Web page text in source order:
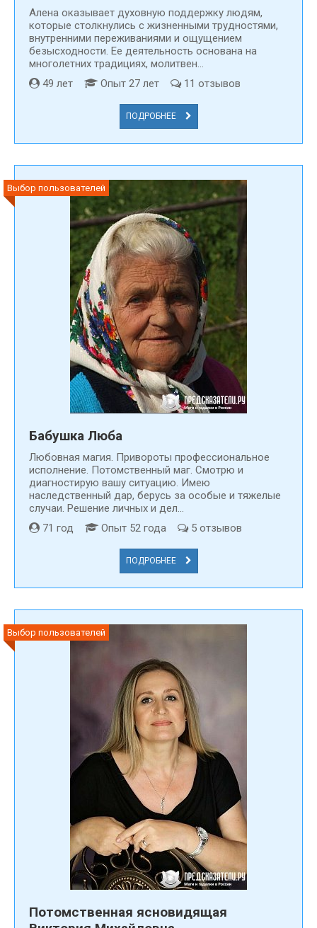
Алена оказывает духовную поддержку людям,
которые столкнулись с жизненными трудностями,
внутренними переживаниями и ощущением
безысходности. Ее деятельность основана на
многолетних традициях, молитвен...
49 лет
Опыт 27 лет 11 отзывов
ПОДРОБНЕЕ
Выбор пользователей
Бабушка Люба
Любовная магия. Привороты профессиональное
исполнение. Потомственный маг. Смотрю и
диагностирую вашу ситуацию. Имею
наследственный дар, берусь за особые и тяжелые
случаи. Решение личных и дел...
71 год
Опыт 52 года 5 отзывов
ПОДРОБНЕЕ
Выбор пользователей
Потомственная ясновидящая